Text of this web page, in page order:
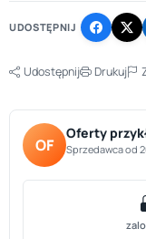
UDOSTĘPNIJ
Udostępnij Drukuj
OF
Oferty
Sprzedawca od